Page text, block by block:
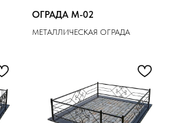
ОГРАДА M-02
МЕТАЛЛИЧЕСКАЯ ОГРАДА